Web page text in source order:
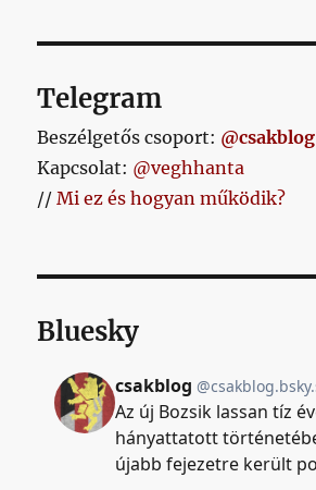
Telegram
Beszélgetős csoport: @csakblog
Kapcsolat: @veghhanta
//Mi ez és hogyan működik?
Bluesky